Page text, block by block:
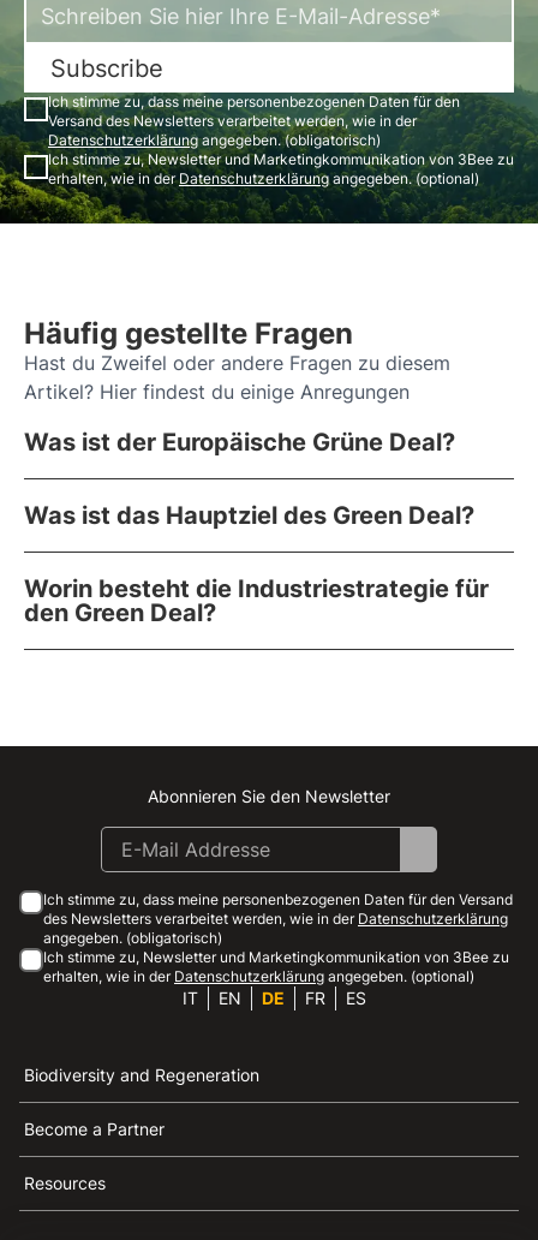
Subscribe
Ich stimme zu, dass meine personenbezogenen Daten für den
Versand des Newsletters verarbeitet werden, wie in der
Datenschutzerklärungangegeben. (obligatorisch)
Ich stimme zu, Newsletter und Marketingkommunikation von 3Bee zu
erhalten, wie in derDatenschutzerklärungangegeben. (optional)
Häufig gestellte Fragen
Hast du Zweifel oder andere Fragen zu diesem
Artikel? Hier findest du einige Anregungen
Was ist der Europäische Grüne Deal?
Was ist das Hauptziel des Green Deal?
Worin besteht die Industriestrategie für
den Green Deal?
Instagram
Facebook
Linkedin
Youtube
Abonnieren Sie den Newsletter
Ich stimme zu, dass meine personenbezogenen Daten für den Versand
des Newsletters verarbeitet werden, wie in der Datenschutzerklärung
angegeben. (obligatorisch)
Ich stimme zu, Newsletter und Marketingkommunikation von 3Bee zu
erhalten, wie in der Datenschutzerklärung angegeben. (optional)
IT EN DE FR ES
Biodiversity and Regeneration
Become a Partner
Resources